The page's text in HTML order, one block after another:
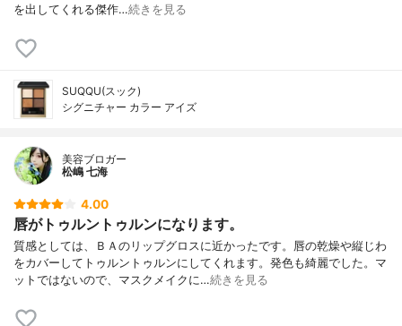
を出してくれる傑作…続きを見る
SUQQU(スック)
シグニチャー カラー アイズ
美容ブロガー
松嶋 七海
4.00
唇がトゥルントゥルンになります。
質感としては、ＢＡのリップグロスに近かったです。唇の乾燥や縦じわ
をカバーしてトゥルントゥルンにしてくれます。発色も綺麗でした。マ
ットではないので、マスクメイクに…続きを見る